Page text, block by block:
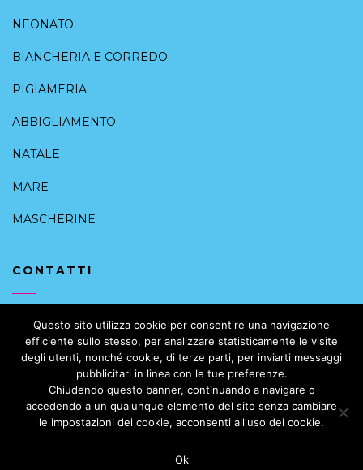
NEONATO
BIANCHERIA E CORREDO
PIGIAMERIA
ABBIGLIAMENTO
NATALE
MARE
MASCHERINE
CONTATTI
+39 091 6168088
info@intimoalcentrostorico.it
Vicolo Valguarnera, 10, 90133 Palermo PA, Italia
Questo sito utilizza cookie per consentire una navigazione
efficiente sullo stesso, per analizzare statisticamente le visite
degli utenti, nonché cookie, di terze parti, per inviarti messaggi
pubblicitari in linea con le tue preferenze.
Chiudendo questo banner, continuando a navigare o
accedendo a un qualunque elemento del sito senza cambiare
le impostazioni dei cookie, acconsenti all'uso dei cookie.
Ok